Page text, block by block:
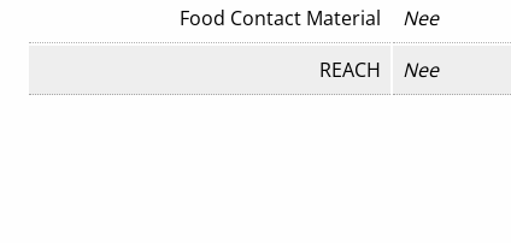
Food Contact Material
Nee
REACH
Nee